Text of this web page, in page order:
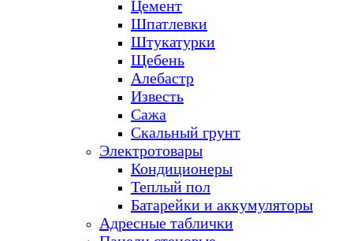
Цемент
Шпатлевки
Штукатурки
Щебень
Алебастр
Известь
Сажа
Скальный грунт
Электротовары
Кондиционеры
Теплый пол
Батарейки и аккумуляторы
Адресные таблички